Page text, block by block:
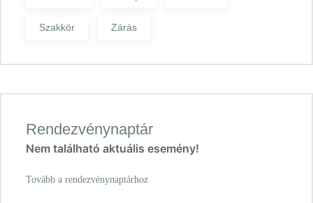
Szakkör Zárás
Rendezvénynaptár
Nem található aktuális esemény!
Tovább a rendezvénynaptárhoz